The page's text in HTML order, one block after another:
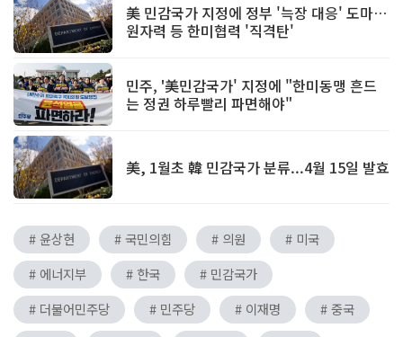
美 민감국가 지정에 정부 '늑장 대응' 도마…
원자력 등 한미협력 '직격탄'
민주, '美민감국가' 지정에 "한미동맹 흔드
는 정권 하루빨리 파면해야"
美, 1월초 韓 민감국가 분류...4월 15일 발효
# 윤상현 # 국민의힘 # 의원
# 미국
# 에너지부
# 한국
# 민감국가
# 더불어민주당
# 민주당 # 이재명
# 중국